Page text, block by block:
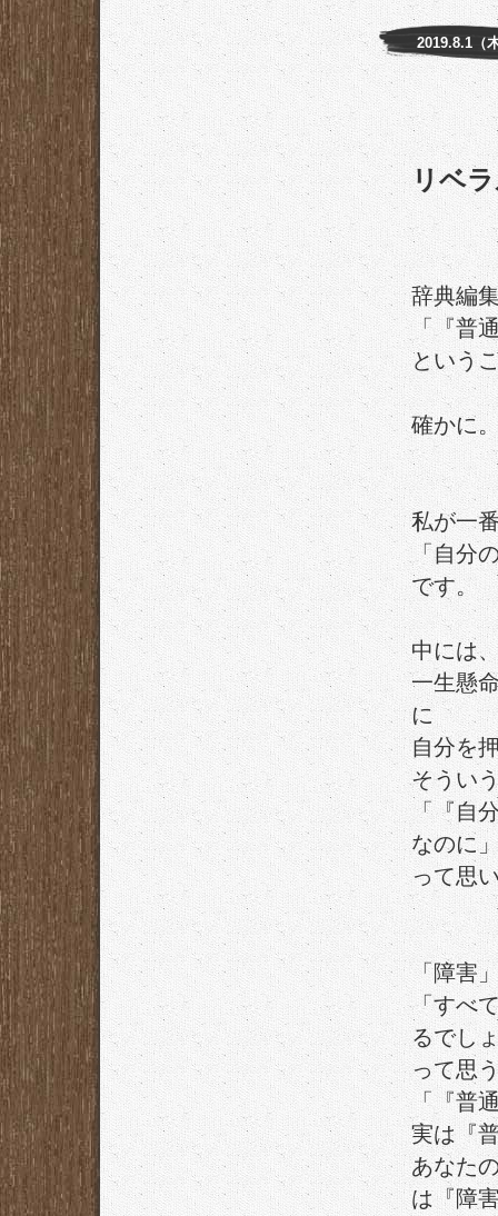
2019.8.1（
リベ
辞典編
「『普
という
確かに
私が一
「自分
です。
中には
一生懸
に
自分を
そうい
「『自
なのに
って思
「障害
「すべ
るでし
って思
「『普
実は『
あなた
は『障